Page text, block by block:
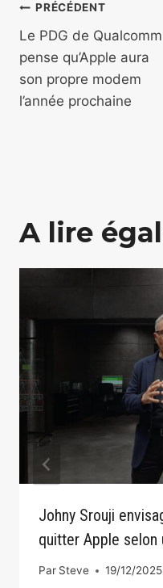
Navigation
de
l’article
PRÉCÉDENT
Le PDG de Qualcomm
pense qu’Apple aura
son propre modem
l’année prochaine
A lire
Johny Srouji
quitter Apple selon
Par Steve 19/12/2025